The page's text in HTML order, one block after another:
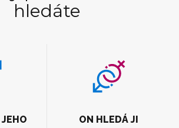
hledáte
ON HLEDÁ JI